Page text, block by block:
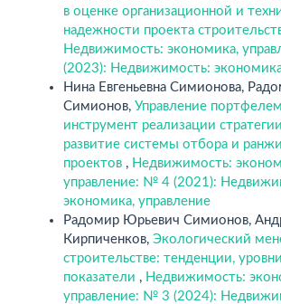
в оценке организационной и
надежности проекта
Недвижимость: экономика,
(2023): Недвижимость:
Нина Евгеньевна Симионова,
Симионов, Управление
инструмент реализации
развитие системы отбора и
проектов , Недвижимость:
управление: № 4 (2021):
экономика, управление
Радомир Юрьевич Симионов,
Кирпиченков, Экологический
строительстве: тенденции,
показатели , Недвижимость:
управление: № 3 (2024):